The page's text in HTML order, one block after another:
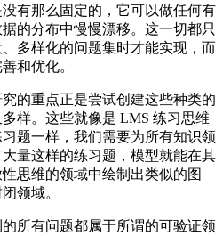
那么固定的，它可以做任何有
的分布中慢慢漂移。这一切都只
多样化的问题集时才能实现，而
和优化。
重点正是尝试创建这些种类的
样。这些就像是 LMS 练习思维
题一样，我们需要为所有知识领
量这样的练习题，模型就能在其
思维的领域中绘制出类似的图
领域。
有问题都属于所谓的可验证领